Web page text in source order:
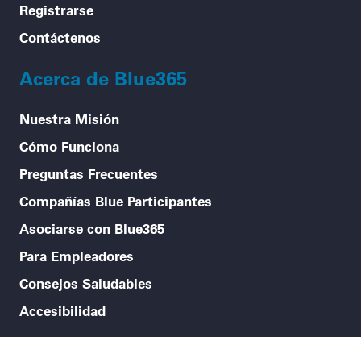
Registrarse
Contáctenos
Acerca de Blue365
Nuestra Misión
Cómo Funciona
Preguntas Frecuentes
Compañías Blue Participantes
Asociarse con Blue365
Para Empleadores
Consejos Saludables
Accesibilidad